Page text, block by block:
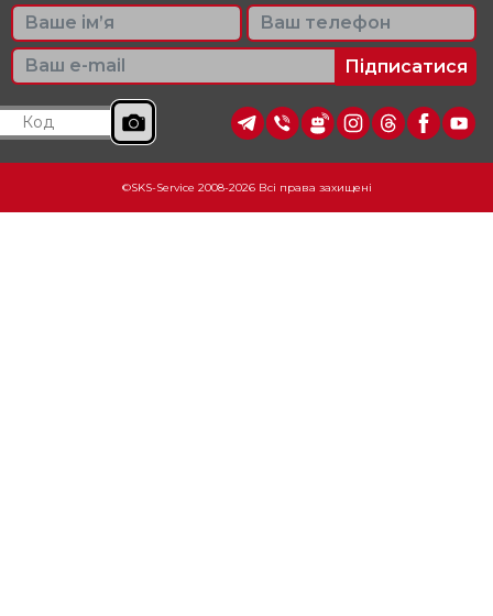
Підписатися
©SKS-Service 2008-2026 Всі права захищені